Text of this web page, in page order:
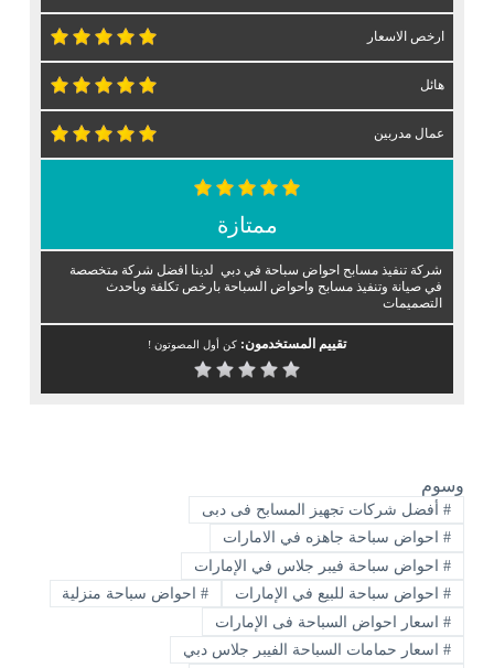
ارخص الاسعار
هائل
عمال مدربين
ممتازة
شركة تنفيذ مسابح احواض سباحة في دبي لدينا افضل شركة متخصصة
في صيانة وتنفيذ مسابح واحواض السباحة بارخص تكلفة وباحدث
التصميمات
تقييم المستخدمون: كن أول المصوتون !
وسوم
#أفضل شركات تجهيز المسابح فى دبى
#احواض سباحة جاهزه في الامارات
#احواض سباحة فيبر جلاس في الإمارات
#احواض سباحة للبيع في الإمارات #احواض سباحة منزلية
#اسعار احواض السباحة فى الإمارات
#اسعار حمامات السباحة الفيبر جلاس دبي